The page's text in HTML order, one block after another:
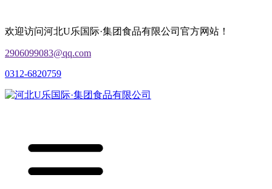
欢迎访问河北U乐国际·集团食品有限公司官方网站！
2906099083@qq.com
0312-6820759